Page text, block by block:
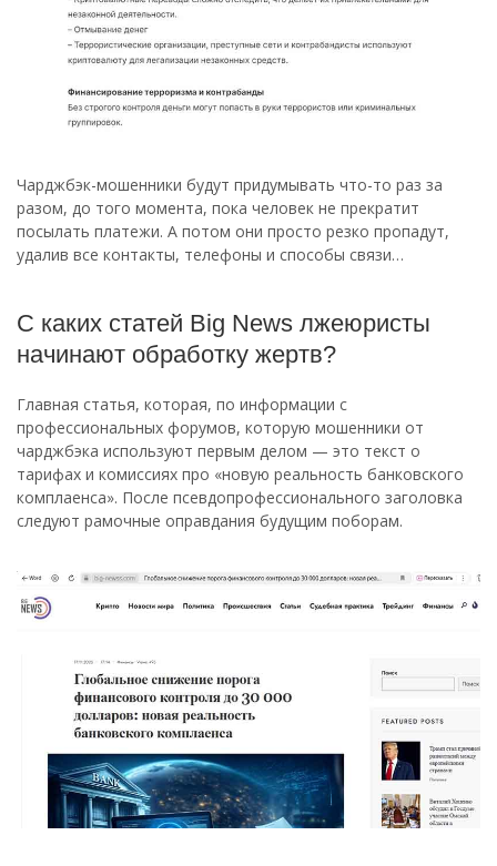
Чарджбэк-мошенники будут придумывать что-то раз за
разом, до того момента, пока человек не прекратит
посылать платежи. А потом они просто резко пропадут,
удалив все контакты, телефоны и способы связи…
С каких статей Big News лжеюристы
начинают обработку жертв?
Главная статья, которая, по информации с
профессиональных форумов, которую мошенники от
чарджбэка используют первым делом — это текст о
тарифах и комиссиях про «новую реальность банковского
комплаенса». После псевдопрофессионального заголовка
следуют рамочные оправдания будущим поборам.